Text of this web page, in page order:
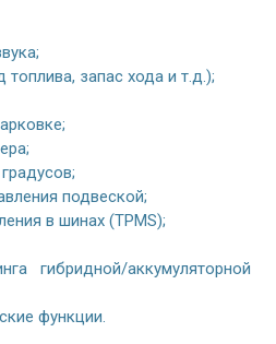
запас хода и т.д.);
подвеской;
в шинах (TPMS);
гибридной/аккумуляторной
функции.